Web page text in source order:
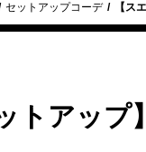
セットアップコーデ 【ス
トアッ